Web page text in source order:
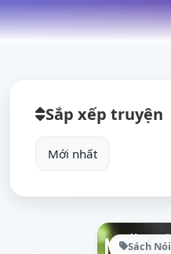
Sắp xếp truyện
Sách Nói